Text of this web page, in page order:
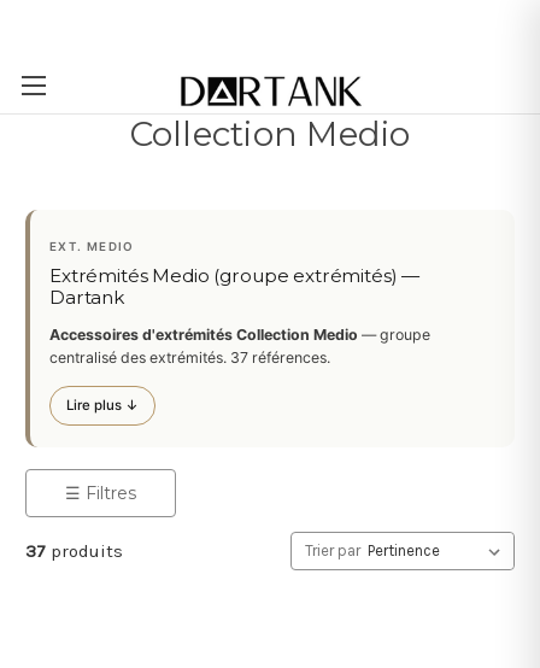
Passer au contenu principal
Collection Medio
EXT. MEDIO
Extrémités Medio (groupe extrémités) —
Dartank
Accessoires d'extrémités Collection Medio — groupe
centralisé des extrémités. 37 références.
Lire plus ↓
☰ Filtres
37 produits Trier par